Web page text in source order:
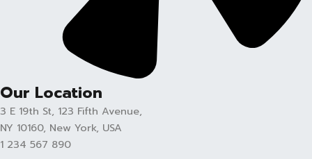
Our Location
3 E 19th St, 123 Fifth Avenue,
NY 10160, New York, USA
1 234 567 890